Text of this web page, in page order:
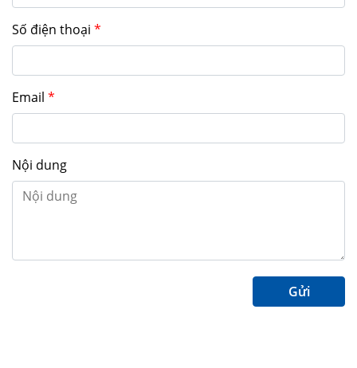
Số điện thoại *
Email *
Nội dung
Gửi